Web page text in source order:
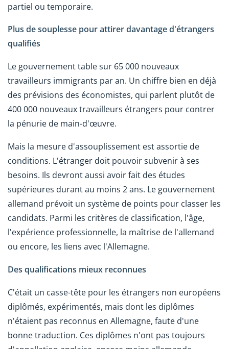
partiel ou temporaire.
Plus de souplesse pour attirer davantage d'étrangers
qualifiés
Le gouvernement table sur 65 000 nouveaux
travailleurs immigrants par an. Un chiffre bien en déjà
des prévisions des économistes, qui parlent plutôt de
400 000 nouveaux travailleurs étrangers pour contrer
la pénurie de main-d'œuvre.
Mais la mesure d'assouplissement est assortie de
conditions. L'étranger doit pouvoir subvenir à ses
besoins. Ils devront aussi avoir fait des études
supérieures durant au moins 2 ans. Le gouvernement
allemand prévoit un système de points pour classer les
candidats. Parmi les critères de classification, l'âge,
l'expérience professionnelle, la maîtrise de l'allemand
ou encore, les liens avec l'Allemagne.
Des qualifications mieux reconnues
C'était un casse-tête pour les étrangers non européens
diplômés, expérimentés, mais dont les diplômes
n'étaient pas reconnus en Allemagne, faute d'une
bonne traduction. Ces diplômes n'ont pas toujours